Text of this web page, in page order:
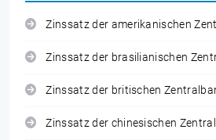
Zinssatz der amerikanischen
Zinssatz der brasilianischen
Zinssatz der britischen
Zinssatz der chinesischen